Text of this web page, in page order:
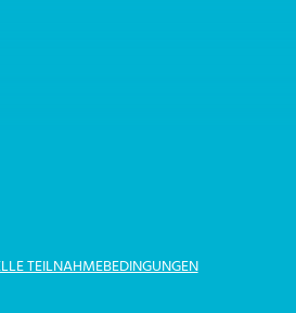
TEILNAHMEBEDINGUNGEN